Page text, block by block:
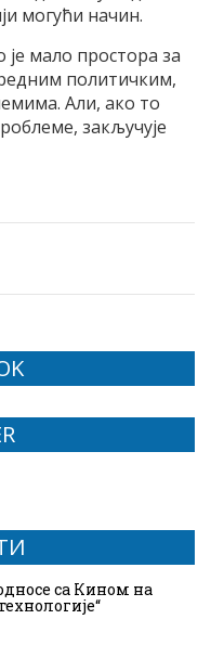
могући начин.
мало простора за
политичким,
Али, ако то
закључује
са Кином на